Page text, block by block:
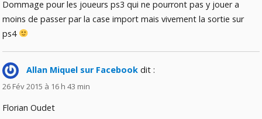
Dommage pour les joueurs ps3 qui ne pourront pas y jouer a
moins de passer par la case import mais vivement la sortie sur
ps4
Allan Miquel sur Facebook dit :
26 Fév 2015 à 16 h 43 min
Florian Oudet